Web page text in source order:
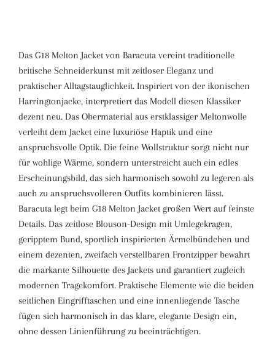
Das G18 Melton Jacket von Baracuta vereint traditionelle
britische Schneiderkunst mit zeitloser Eleganz und
praktischer Alltagstauglichkeit. Inspiriert von der ikonischen
Harringtonjacke, interpretiert das Modell diesen Klassiker
dezent neu. Das Obermaterial aus erstklassiger Meltonwolle
verleiht dem Jacket eine luxuriöse Haptik und eine
anspruchsvolle Optik. Die feine Wollstruktur sorgt nicht nur
für wohlige Wärme, sondern unterstreicht auch ein edles
Erscheinungsbild, das sich harmonisch sowohl zu legeren als
auch zu anspruchsvolleren Outfits kombinieren lässt.
Baracuta legt beim G18 Melton Jacket großen Wert auf feinste
Details. Das zeitlose Blouson-Design mit Umlegekragen,
geripptem Bund, sportlich inspirierten Ärmelbündchen und
einem dezenten, zweifach verstellbaren Frontzipper bewahrt
die markante Silhouette des Jackets und garantiert zugleich
modernen Tragekomfort. Praktische Elemente wie die beiden
seitlichen Eingrifftaschen und eine innenliegende Tasche
fügen sich harmonisch in das klare, elegante Design ein,
ohne dessen Linienführung zu beeinträchtigen.